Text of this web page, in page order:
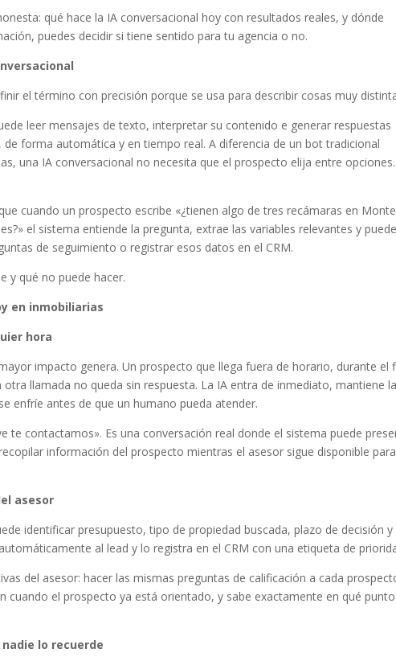
qué hace la IA conversacional hoy con resultados reales, y dónde
puedes decidir si tiene sentido para tu agencia o no.
el término con precisión porque se usa para describir cosas muy
leer mensajes de texto, interpretar su contenido e generar respuestas
forma automática y en tiempo real. A diferencia de un bot tradicional
una IA conversacional no necesita que el prospecto elija entre opciones.
cuando un prospecto escribe «¿tienen algo de tres recámaras en
el sistema entiende la pregunta, extrae las variables relevantes y puede
de seguimiento o registrar esos datos en el CRM.
y qué no puede hacer.
en inmobiliarias
hora
impacto genera. Un prospecto que llega fuera de horario, durante el
llamada no queda sin respuesta. La IA entra de inmediato, mantiene la
enfríe antes de que un humano pueda atender.
te contactamos». Es una conversación real donde el sistema puede
información del prospecto mientras el asesor sigue disponible para
asesor
identificar presupuesto, tipo de propiedad buscada, plazo de decisión y
al lead y lo registra en el CRM con una etiqueta de
del asesor: hacer las mismas preguntas de calificación a cada
cuando el prospecto ya está orientado, y sabe exactamente en qué
lo recuerde